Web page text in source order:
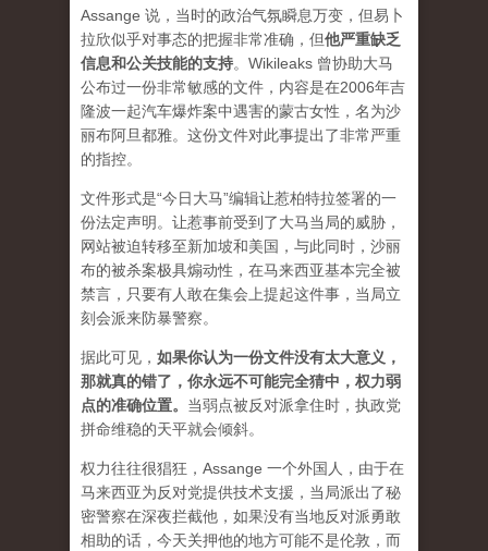
Assange 说，当时的政治气氛瞬息万变，但易卜
拉欣似乎对事态的把握非常准确，但他严重缺乏
信息和公关技能的支持。Wikileaks 曾协助大马
公布过一份非常敏感的文件，内容是在2006年吉
隆波一起汽车爆炸案中遇害的蒙古女性，名为沙
丽布阿旦都雅。这份文件对此事提出了非常严重
的指控。
文件形式是“今日大马”编辑让惹柏特拉签署的一
份法定声明。让惹事前受到了大马当局的威胁，
网站被迫转移至新加坡和美国，与此同时，沙丽
布的被杀案极具煽动性，在马来西亚基本完全被
禁言，只要有人敢在集会上提起这件事，当局立
刻会派来防暴警察。
据此可见， 如果你认为一份文件没有太大意义，
那就真的错了，你永远不可能完全猜中，权力弱
点的准确位置。 当弱点被反对派拿住时，执政党
拼命维稳的天平就会倾斜。
权力往往很猖狂，Assange 一个外国人，由于在
马来西亚为反对党提供技术支援，当局派出了秘
密警察在深夜拦截他，如果没有当地反对派勇敢
相助的话，今天关押他的地方可能不是伦敦，而